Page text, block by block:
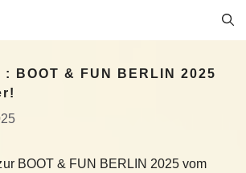
BOOT & FUN BERLIN 2025
BOOT & FUN BERLIN 2025 vom